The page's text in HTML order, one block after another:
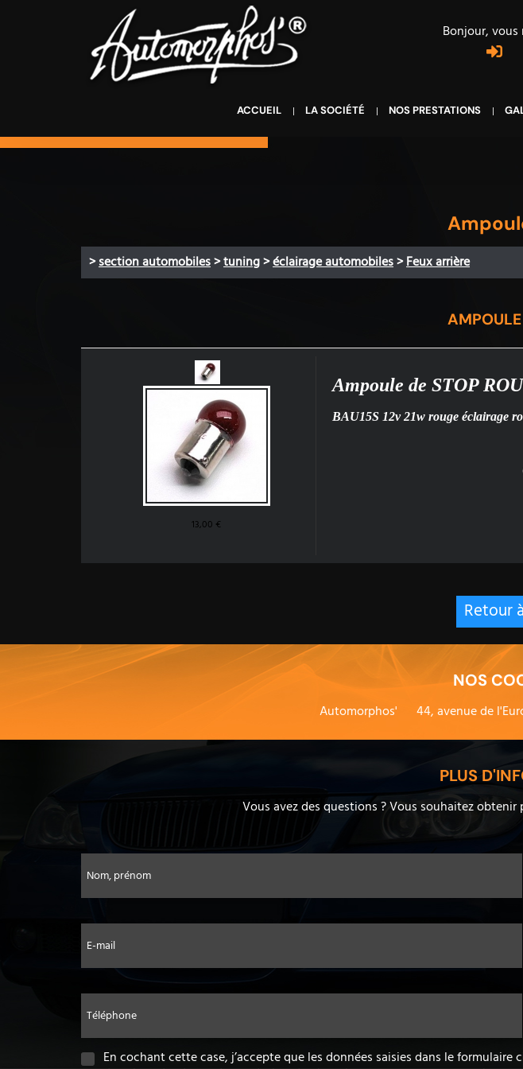
Bonjour, vous
ACCUEIL LA SOCIÉTÉ NOS PRESTATIONS
>section automobiles>tuning>éclairage automobiles>Feux arrière
13,00 €
Ampoule de STOP
BAU15S 12v 21w rouge éclairage
Retour
NOS
Automorphos'
44, avenue de
PLUS
Vous avez des questions ? Vous souhaitez
Nom, prénom
E-mail
Téléphone
En cochant cette case, j’accepte que les données saisies dans le